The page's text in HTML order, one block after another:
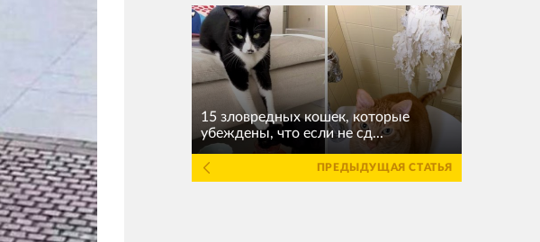
15 зловредных кошек, которые
убеждены, что если не сд...
ПРЕДЫДУЩАЯ СТАТЬЯ